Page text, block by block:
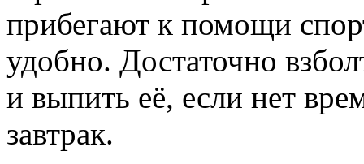
прибегают к помощи
удобно. Достаточно
и выпить её, если нет
завтрак.